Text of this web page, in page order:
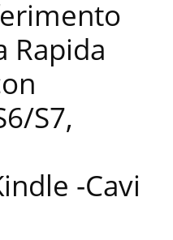
Rapida
S7,
-Cavi